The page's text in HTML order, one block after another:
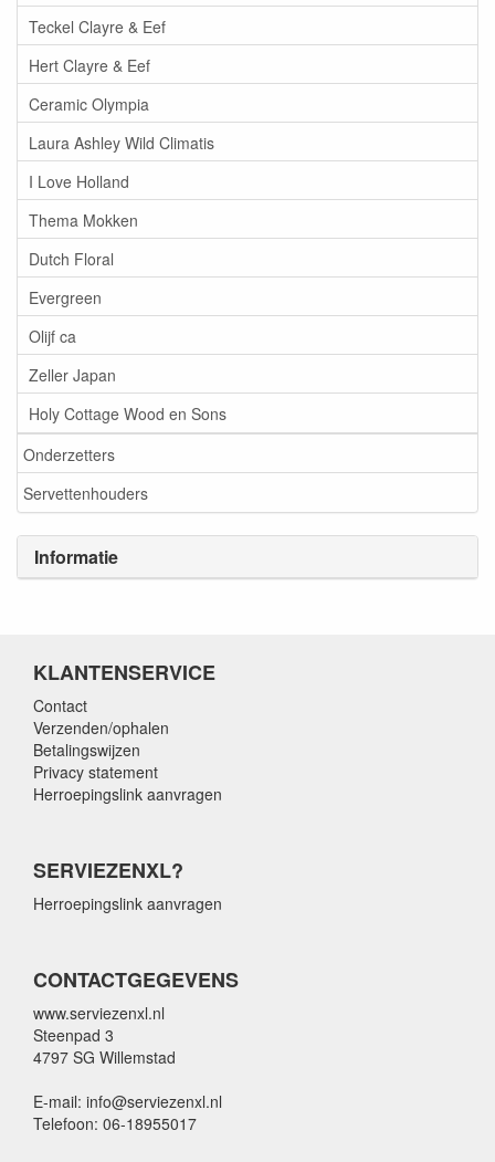
Teckel Clayre & Eef
Hert Clayre & Eef
Ceramic Olympia
Laura Ashley Wild Climatis
I Love Holland
Thema Mokken
Dutch Floral
Evergreen
Olijf ca
Zeller Japan
Holy Cottage Wood en Sons
Onderzetters
Servettenhouders
Informatie
KLANTENSERVICE
Contact
Verzenden/ophalen
Betalingswijzen
Privacy statement
Herroepingslink aanvragen
SERVIEZENXL?
Herroepingslink aanvragen
CONTACTGEGEVENS
www.serviezenxl.nl
Steenpad 3
4797 SG Willemstad
E-mail: info@serviezenxl.nl
Telefoon: 06-18955017